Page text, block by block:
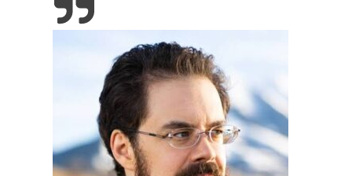
tipstrick
Tips Trick Today, Rabu 5 Agustus 2026